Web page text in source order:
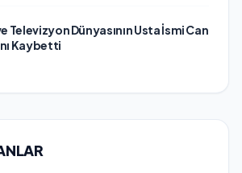
Televizyon Dünyasının Usta İsmi Can
Kaybetti